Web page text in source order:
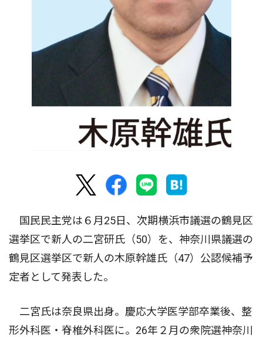
国民民主党は６月25日、次期横浜市議選の鶴見区
選挙区で新人の二宮研氏（50）を、神奈川県議選の
鶴見区選挙区で新人の木原幹雄氏（47）公認候補予
定者として発表した。
二宮氏は奈良県出身。慶応大学医学部卒業後、整
形外科医・脊椎外科医に。26年２月の衆院選神奈川